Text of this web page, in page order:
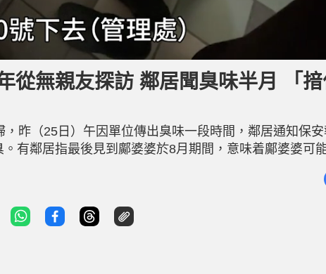
從無親友探訪 鄰居聞臭味半月 「
昨（25日）午因單位傳出臭味一段時間，鄰居通知保
有鄰居指最後見到鄺婆婆於8月期間，意味着鄺婆婆可
由搬入開始已是獨居，從沒見過親友登門探訪她，近十
職員始報警，才揭發鄺婆婆已陳屍屋內。 相關新聞：將